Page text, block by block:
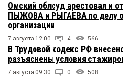
Омский облсуд арестовал и
ПЫЖОВА и РЫГАЕВА по делу
организации
7 августа 12:00 4 566
В Трудовой кодекс РФ
разъяснены условия
7 августа 09:30 0 508